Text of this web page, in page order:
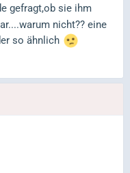
gefragt,ob sie ihm
nicht?? eine
so ähnlich